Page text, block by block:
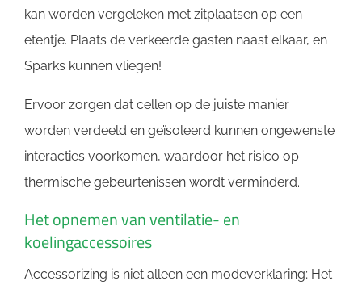
kan worden vergeleken met zitplaatsen op een
etentje. Plaats de verkeerde gasten naast elkaar, en
Sparks kunnen vliegen!
Ervoor zorgen dat cellen op de juiste manier
worden verdeeld en geïsoleerd kunnen ongewenste
interacties voorkomen, waardoor het risico op
thermische gebeurtenissen wordt verminderd.
Het opnemen van ventilatie- en
koelingaccessoires
Accessorizing is niet alleen een modeverklaring; Het